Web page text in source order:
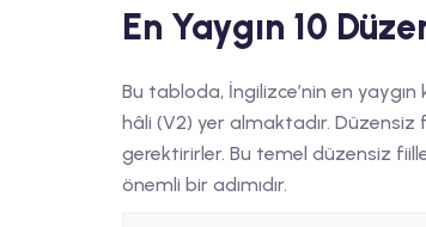
En Yaygın 10
Bu tabloda, İngilizce’nin en
hâli (V2) yer almaktadır.
gerektirirler. Bu temel düzensiz
önemli bir adımıdır.